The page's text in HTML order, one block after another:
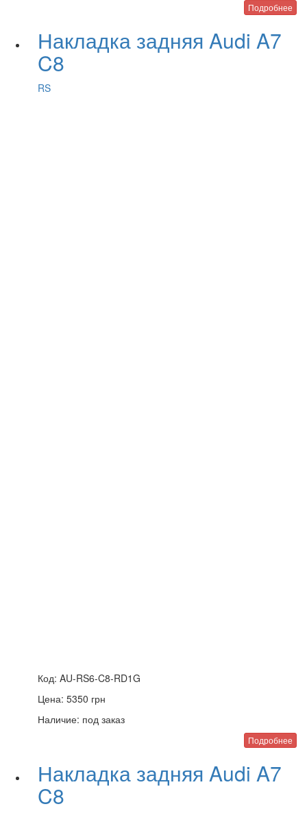
Подробнее
Накладка задняя Audi A7
C8
RS
Код: AU-RS6-C8-RD1G
Цена: 5350 грн
Наличие: под заказ
Подробнее
Накладка задняя Audi A7
C8